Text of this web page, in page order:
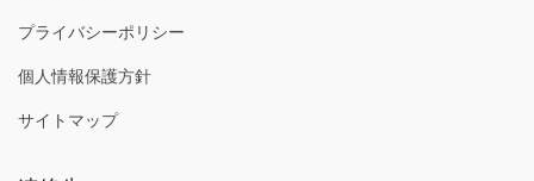
プライバシーポリシー
個人情報保護方針
サイトマップ